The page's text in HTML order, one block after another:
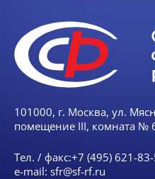
101000, г. Москва, ул.
помещение III, комната №
Тел. / факс:+7 (495) 621-
e-mail: sfr@sf-rf.ru